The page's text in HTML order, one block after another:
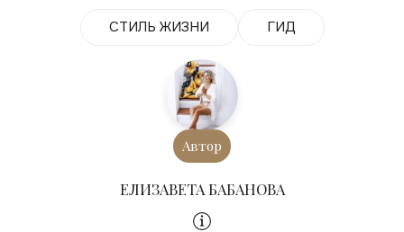
СТИЛЬ ЖИЗНИ ГИД
Автор
ЕЛИЗАВЕТА БАБАНОВА